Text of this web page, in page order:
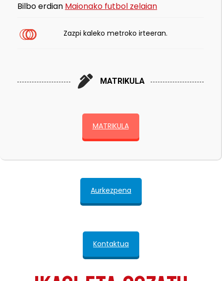
Bilbo erdian Maionako futbol zelaian
Zazpi kaleko metroko irteeran.
MATRIKULA
MATRIKULA
Aurkezpena
Kontaktua